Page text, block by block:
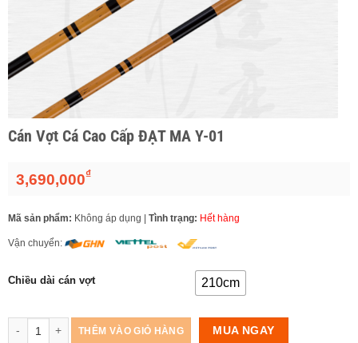
Cán Vợt Cá Cao Cấp ĐẠT MA Y-01
3,690,000₫
Mã sản phẩm: Không áp dụng | Tình trạng: Hết hàng
Vận chuyển:
Chiều dài cán vợt 210cm
Số lượng THÊM VÀO GIỎ HÀNG MUA NGAY